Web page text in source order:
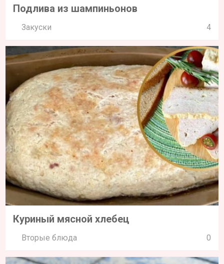
Подлива из шампиньонов
Закуски 4
Куриный мясной хлебец
Вторые блюда 0